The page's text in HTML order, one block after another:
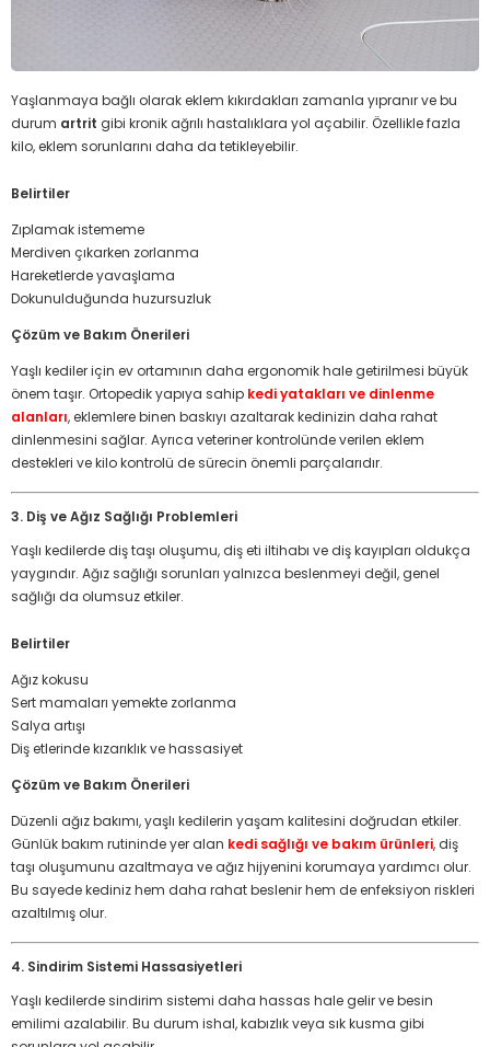
Yaşlanmaya bağlı olarak eklem kıkırdakları zamanla yıpranır ve bu
durum artrit gibi kronik ağrılı hastalıklara yol açabilir. Özellikle fazla
kilo, eklem sorunlarını daha da tetikleyebilir.
Belirtiler
Zıplamak istememe
Merdiven çıkarken zorlanma
Hareketlerde yavaşlama
Dokunulduğunda huzursuzluk
Çözüm ve Bakım Önerileri
Yaşlı kediler için ev ortamının daha ergonomik hale getirilmesi büyük
önem taşır. Ortopedik yapıya sahip kedi yatakları ve dinlenme
alanları, eklemlere binen baskıyı azaltarak kedinizin daha rahat
dinlenmesini sağlar. Ayrıca veteriner kontrolünde verilen eklem
destekleri ve kilo kontrolü de sürecin önemli parçalarıdır.
3. Diş ve Ağız Sağlığı Problemleri
Yaşlı kedilerde diş taşı oluşumu, diş eti iltihabı ve diş kayıpları oldukça
yaygındır. Ağız sağlığı sorunları yalnızca beslenmeyi değil, genel
sağlığı da olumsuz etkiler.
Belirtiler
Ağız kokusu
Sert mamaları yemekte zorlanma
Salya artışı
Diş etlerinde kızarıklık ve hassasiyet
Çözüm ve Bakım Önerileri
Düzenli ağız bakımı, yaşlı kedilerin yaşam kalitesini doğrudan etkiler.
Günlük bakım rutininde yer alan kedi sağlığı ve bakım ürünleri, diş
taşı oluşumunu azaltmaya ve ağız hijyenini korumaya yardımcı olur.
Bu sayede kediniz hem daha rahat beslenir hem de enfeksiyon riskleri
azaltılmış olur.
4. Sindirim Sistemi Hassasiyetleri
Yaşlı kedilerde sindirim sistemi daha hassas hale gelir ve besin
emilimi azalabilir. Bu durum ishal, kabızlık veya sık kusma gibi